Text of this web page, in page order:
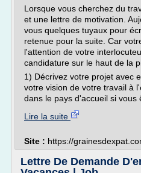
Lorsque vous cherchez du
et une lettre de motivation.
vous quelques tuyaux pour
retenue pour la suite. Car
l'attention de votre
candidature sur le haut de la
1) Décrivez votre projet avec
votre vision de votre travail à
dans le pays d'accueil si vous
Lire la suite
Site : https://
Lettre De Demande